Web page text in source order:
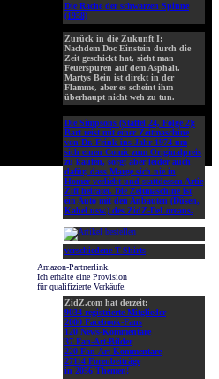
Die Rache der schwarzen Spinne
(1958)
Zurück in die Zukunft I:
Nachdem Doc Einstein durch die
Zeit geschickt hat, sieht man
Feuerspuren auf dem Asphalt.
Martys Bein ist direkt in der
Flamme, aber es scheint ihm
überhaupt nicht weh zu tun.
Die Simpsons (Staffel 24, Folge 2):
Bart reist mit einer Zeitmaschine
von Dr. Frink ins Jahr 1974 um
sich einen Comic zum Originalpreis
zu kaufen, sorgt aber leider auch
dafür, dass Marge sich nie in
Homer verliebt und stattdessen Artie
Ziff heiratet. Die Zeitmaschine ist
ein Auto mit den Anbauten (Düsen,
Kabel usw.) des ZidZ-DeLoreans.
verschiedene T-Shirts
Amazon-Partnerlink.
Ich erhalte eine Provision
für qualifizierte Verkäufe.
ZidZ.com hat derzeit:
9034 registrierte Mitglieder
2000 Facebook-Fans
120 News-Kommentare
37 Fan-Art-Bilder
220 Fan-Art-Kommentare
27114 Forenbeiträge
in 2056 Themen!